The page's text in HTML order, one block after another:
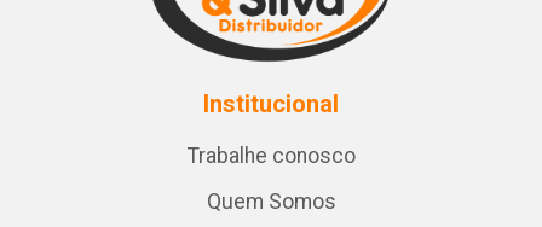
Institucional
Trabalhe conosco
Quem Somos